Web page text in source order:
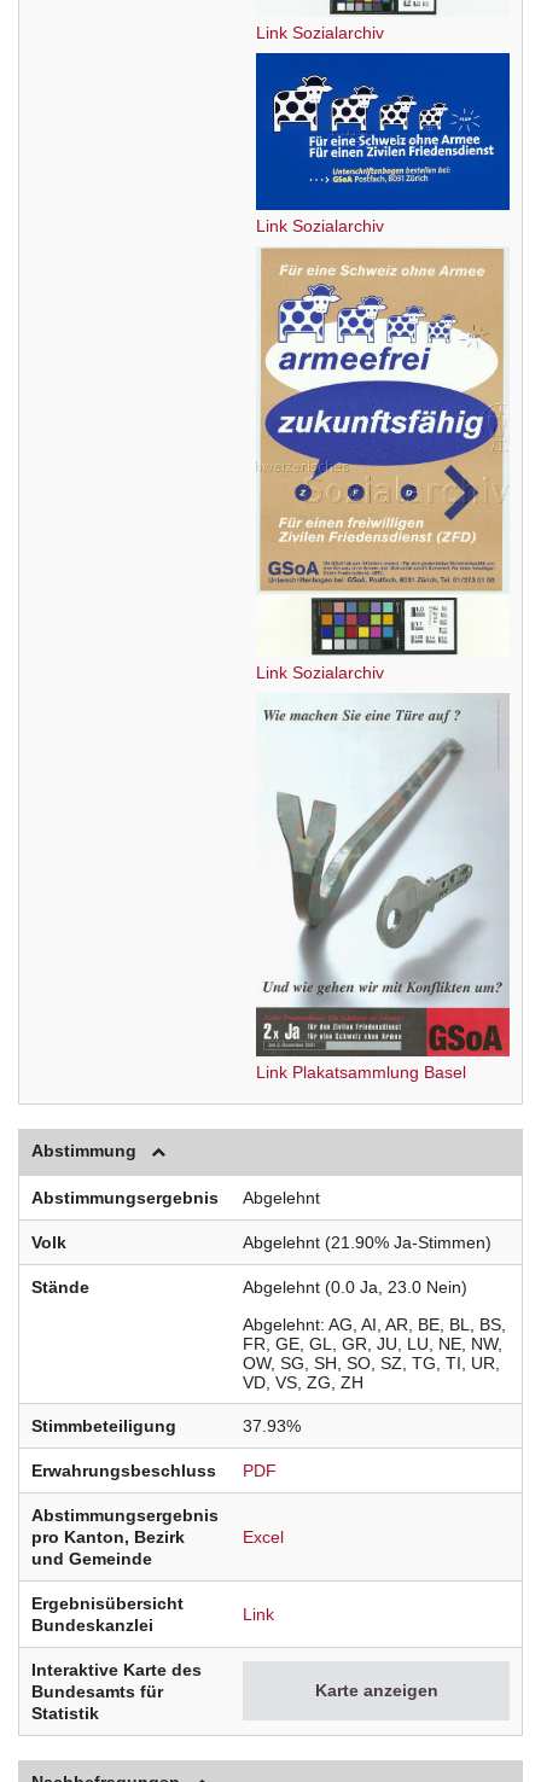
Link Sozialarchiv
Link Sozialarchiv
Link Sozialarchiv
Link Plakatsammlung Basel
Abstimmung
Abstimmungsergebnis Abgelehnt
Volk Abgelehnt (21.90% Ja-Stimmen)
Stände
Abgelehnt (0.0 Ja, 23.0 Nein)
Abgelehnt AG AI AR BE BL
BS
FR GE GL GR JU LU NE NW
OW SG SH SO SZ TG TI
UR
VD VS ZG ZH
Stimmbeteiligung 37.93%
Erwahrungsbeschluss PDF
Abstimmungsergebnis
pro Kanton, Bezirk
und Gemeinde
Excel
Ergebnisübersicht
Bundeskanzlei
Link
Interaktive Karte des
Bundesamts für
Statistik
Karte anzeigen